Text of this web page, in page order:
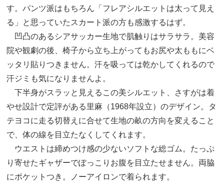
す。パンツ派はもちろん「フレアシルエットは太って見え
る」と思っていたスカート派の方も感激するはず。
凹凸のあるシアサッカー生地で肌触りはサラサラ。美容
院や観劇の後、椅子から立ち上がってもお尻や太ももにベ
ッタリ貼りつきません。汗を吸っては乾かしてくれるので
汗ジミも気になりませんよ。
下半身がスラッと見えるこの美シルエット、さすがは着
やせ設計で定評がある里麻（1968年設立）のデザイン。タ
テヨコに走る切替えに合せて生地の畝の方向を変えること
で、体の線を目立たなくしてくれます。
ウエストは締めつけ感の少ないソフトな総ゴム。たっぷ
り寄せたギャザーでぽっこりお腹を目立たせません。両脇
にポケットつき。ノーアイロンで着られます。